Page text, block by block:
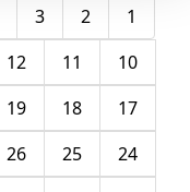
1
2
3
10
11
12
17
18
19
24
25
26